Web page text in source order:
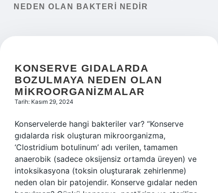
NEDEN OLAN BAKTERI NEDIR
KONSERVE GIDALARDA
BOZULMAYA NEDEN OLAN
MIKROORGANIZMALAR
Tarih: Kasım 29, 2024
Konservelerde hangi bakteriler var? “Konserve
gıdalarda risk oluşturan mikroorganizma,
‘Clostridium botulinum’ adı verilen, tamamen
anaerobik (sadece oksijensiz ortamda üreyen) ve
intoksikasyona (toksin oluşturarak zehirlenme)
neden olan bir patojendir. Konserve gıdalar neden